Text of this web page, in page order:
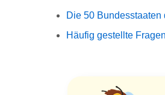
Die 50 Bundesstaaten
Häufig gestellte